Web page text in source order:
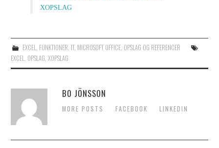
XOPSLAG
EXCEL, FUNKTIONER, IT, MICROSOFT OFFICE, OPSLAG OG REFERENCER
EXCEL, OPSLAG,XOPSLAG
BO JÖNSSON
MORE POSTS FACEBOOK LINKEDIN